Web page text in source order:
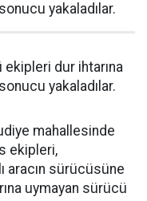
yakaladılar.
dur ihtarına
yakaladılar.
mahallesinde
ekipleri,
aracın sürücüsüne
uymayan sürücü